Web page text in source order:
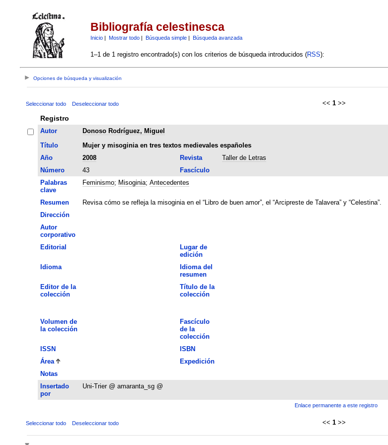
Bibliografía celestinesca
Inicio| Mostrar todo| Búsqueda simple| Búsqueda avanzada
1–1 de 1 registro encontrado(s) con los criterios de búsqueda introducidos (RSS):
Opciones de búsqueda y visualización
Seleccionar todo Deseleccionar todo << 1 >>
Registro
Autor
Donoso Rodríguez, Miguel
Título
Mujer y misoginia en tres textos medievales españoles
Año
2008 Revista Taller de Letras
Número
43 Fascículo
Palabras
clave
Feminismo; Misoginia; Antecedentes
Resumen
Revisa cómo se refleja la misoginia en el “Libro de buen amor”, el “Arcipreste de Talavera” y “Celestina”.
Dirección
Autor
corporativo
Editorial
Lugar de
edición
Idioma
Idioma del
resumen
Editor de la
colección
Título de la
colección
Volumen de
la colección
Fascículo
de la
colección
ISSN ISBN
Área
Expedición
Notas
Insertado
por
Uni-Trier @ amaranta_sg @
Enlace permanente a este registro
Seleccionar todo Deseleccionar todo << 1 >>